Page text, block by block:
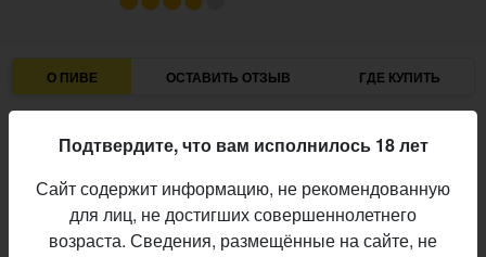
О ПИВЕ ОСТАВИТЬ ОТЗЫВ ГДЕ КУПИТЬ
Пивоварня:
Алкоголь:
6,4%
Горечь:
14 IBU
Начало
Подтвердите, что вам исполнилось 18 лет
Сайт содержит информацию, не рекомендованную
для лиц, не достигших совершеннолетнего
возраста. Сведения, размещённые на сайте, не